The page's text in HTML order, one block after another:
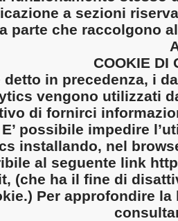
a sezioni
parte che raccolgono
COOKIE DI
detto in precedenza, i
vengono utilizzati
di fornirci
possibile impedire
installando, nel
al seguente link
(che ha il fine di
Per approfondire